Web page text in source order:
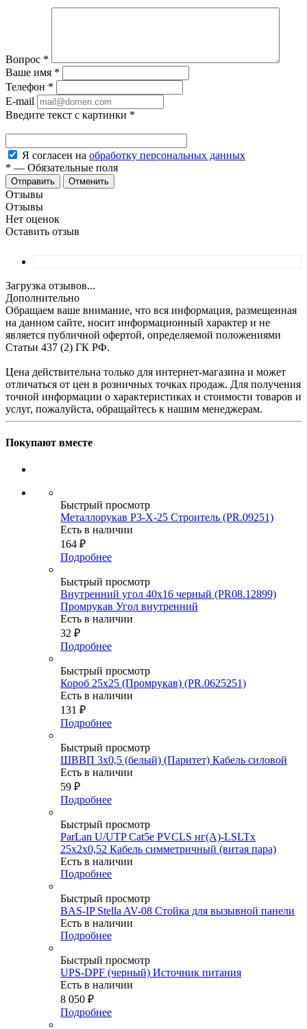
Вопрос *
Ваше имя *
Телефон *
E-mail
Введите текст с картинки *
Я согласен на обработку персональных данных
* — Обязательные поля
Отменить
Отзывы
Отзывы
Нет оценок
Оставить отзыв
Загрузка отзывов...
Дополнительно
Обращаем ваше внимание, что вся информация, размещенная
на данном сайте, носит информационный характер и не
является публичной офертой, определяемой положениями
Статьи 437 (2) ГК РФ.
Цена действительна только для интернет-магазина и может
отличаться от цен в розничных точках продаж. Для получения
точной информации о характеристиках и стоимости товаров и
услуг, пожалуйста, обращайтесь к нашим менеджерам.
Покупают вместе
Быстрый просмотр
Металлорукав Р3-Х-25 Строитель (PR.09251)
Есть в наличии
164 ₽
Подробнее
Быстрый просмотр
Внутренний угол 40х16 черный (PR08.12899)
Промрукав Угол внутренний
Есть в наличии
32 ₽
Подробнее
Быстрый просмотр
Короб 25х25 (Промрукав) (PR.0625251)
Есть в наличии
131 ₽
Подробнее
Быстрый просмотр
ШВВП 3х0,5 (белый) (Паритет) Кабель силовой
Есть в наличии
59 ₽
Подробнее
Быстрый просмотр
ParLan U/UTP Cat5e PVCLS нг(А)-LSLTx
25х2х0,52 Кабель симметричный (витая пара)
Есть в наличии
Подробнее
Быстрый просмотр
BAS-IP Stella AV-08 Стойка для вызывной панели
Есть в наличии
Подробнее
Быстрый просмотр
UPS-DPF (черный) Источник питания
Есть в наличии
8 050 ₽
Подробнее